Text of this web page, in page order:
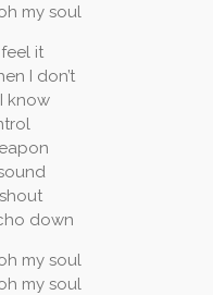
my soul
feel it
I don’t
know
down
my soul
my soul